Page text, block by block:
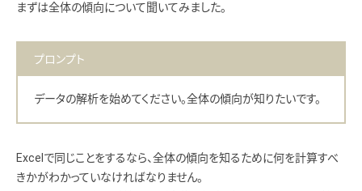
まずは全体の傾向について聞いてみました。
プロンプト
データの解析を始めてください。全体の傾向が知りたいです。
Excelで同じことをするなら、全体の傾向を知るために何を計算すべ
きかがわかっていなければなりません。